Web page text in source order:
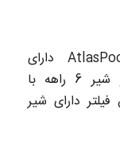
فیلتر های سری PT اطلس‌پول AtlasPool دارای
آبگردان یک مرحله ای داخلی بوده و شیر 6 راهه با
دارای شیر